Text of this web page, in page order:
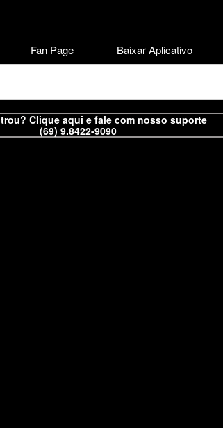
Clique aqui e fale com nosso suporte
(69) 9.8422-9090
Fan Page Baixar Aplicativo